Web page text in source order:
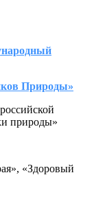
Природы»
природы»
«Здоровый